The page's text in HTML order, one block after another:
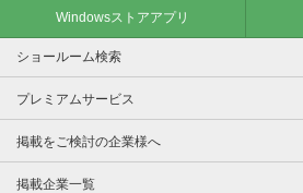
Windowsストアアプリ
ショールーム検索
プレミアムサービス
掲載をご検討の企業様へ
掲載企業一覧